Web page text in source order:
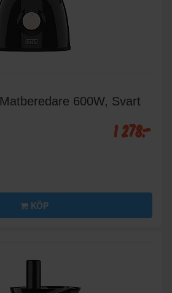
Matberedare 600W, Svart
1 278:-
KÖP